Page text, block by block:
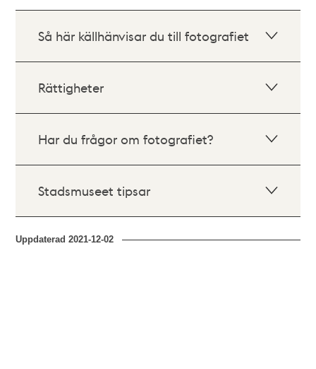
Så här källhänvisar du till fotografiet
Rättigheter
Har du frågor om fotografiet?
Stadsmuseet tipsar
Uppdaterad2021-12-02